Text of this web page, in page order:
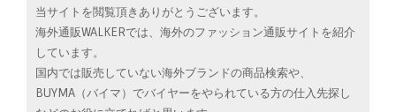
当サイトを閲覧頂きありがとうございます。
海外通販WALKERでは、海外のファッション通販サイトを紹介
しています。
国内では販売していない海外ブランドの商品検索や、
BUYMA（バイマ）でバイヤーをやられている方の仕入先探し